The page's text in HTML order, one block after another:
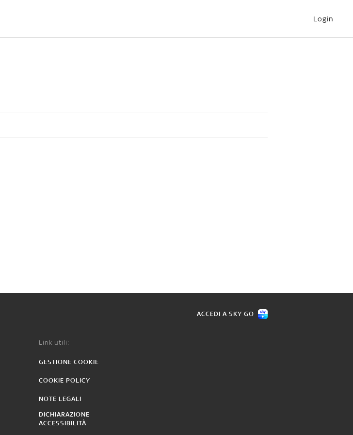
Login
ACCEDI A SKY GO
Link utili:
GESTIONE COOKIE
COOKIE POLICY
NOTE LEGALI
DICHIARAZIONE
ACCESSIBILITÀ